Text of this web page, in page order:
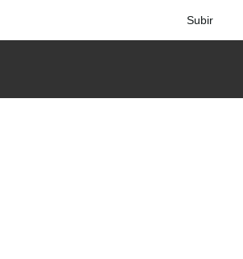
Subir